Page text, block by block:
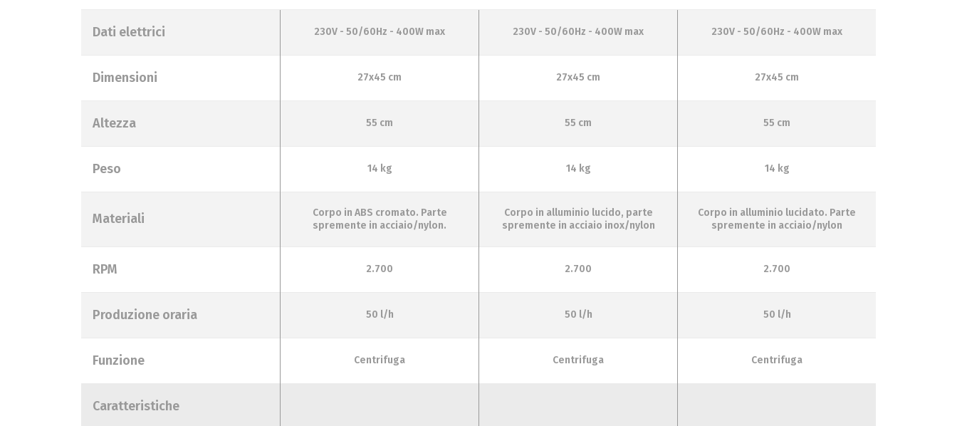
Dati elettrici 230V - 50/60Hz - 400W max 230V - 50/60Hz - 400W max 230V - 50/60Hz - 400W max
Dimensioni 27x45 cm 27x45 cm 27x45 cm
Altezza 55 cm 55 cm 55 cm
Peso 14 kg 14 kg 14 kg
Materiali
Corpo in ABS cromato. Parte
spremente in acciaio/nylon.
Corpo in alluminio lucido, parte
spremente in acciaio inox/nylon
Corpo in alluminio lucidato. Parte
spremente in acciaio/nylon
RPM 2.700 2.700 2.700
Produzione oraria 50 l/h 50 l/h 50 l/h
Funzione Centrifuga Centrifuga Centrifuga
Caratteristiche